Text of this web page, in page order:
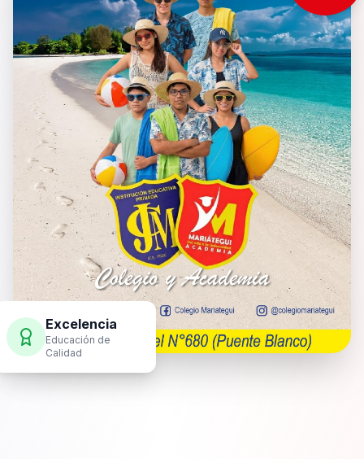
Excelencia
Educación de
Calidad